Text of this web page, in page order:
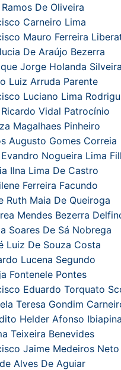
De Oliveira
Carneiro Lima
Mauro Ferreira
De Araújo Bezerra
Jorge Holanda Silveira
Luiz Arruda Parente
Luciano Lima
Vidal Patrocínio
Magalhaes Pinheiro
Augusto Gomes Correia
Nogueira Lima
Ilna Lima De Castro
Ferreira Facundo
Ruth Maia De Queiroga
Mendes Bezerra
Soares De Sá Nobrega
Luiz De Souza Costa
Lucena Segundo
Fontenele Pontes
Eduardo Torquato
Teresa Gondim
Helder Afonso Ibiapina
Teixeira Benevides
Jaime Medeiros Neto
Alves De Aguiar